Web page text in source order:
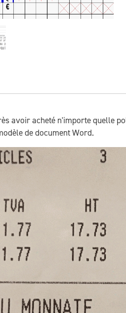
avoir acheté n'importe quelle
de document Word.